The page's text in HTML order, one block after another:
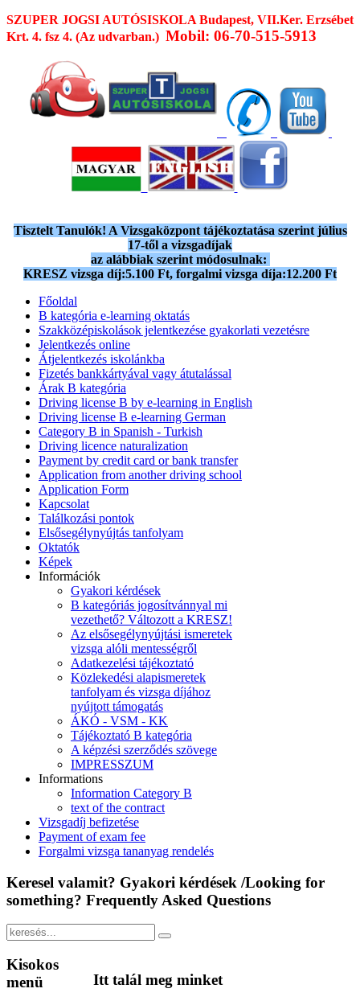
SZUPER JOGSI AUTÓSISKOLA Budapest, VII.Ker. Erzsébet
Krt. 4. fsz 4. (Az udvarban.) Mobil: 06-70-515-5913
Tisztelt Tanulók! A Vizsgaközpont tájékoztatása szerint július
17-től a vizsgadíjak
az alábbiak szerint módosulnak:
KRESZ vizsga díj:5.100 Ft, forgalmi vizsga díja:12.200 Ft
Főoldal
B kategória e-learning oktatás
Szakközépiskolások jelentkezése gyakorlati vezetésre
Jelentkezés online
Átjelentkezés iskolánkba
Fizetés bankkártyával vagy átutalással
Árak B kategória
Driving license B by e-learning in English
Driving license B e-learning German
Category B in Spanish - Turkish
Driving licence naturalization
Payment by credit card or bank transfer
Application from another driving school
Application Form
Kapcsolat
Találkozási pontok
Elsősegélynyújtás tanfolyam
Oktatók
Képek
Információk
Gyakori kérdések
B kategóriás jogosítvánnyal mi
vezethető? Változott a KRESZ!
Az elsősegélynyújtási ismeretek
vizsga alóli mentességről
Adatkezelési tájékoztató
Közlekedési alapismeretek
tanfolyam és vizsga díjához
nyújtott támogatás
ÁKÓ - VSM - KK
Tájékoztató B kategória
A képzési szerződés szövege
IMPRESSZUM
Informations
Information Category B
text of the contract
Vizsgadíj befizetése
Payment of exam fee
Forgalmi vizsga tananyag rendelés
Keresel valamit? Gyakori kérdések /Looking for
something? Frequently Asked Questions
Itt talál meg minket
Kisokos
menü